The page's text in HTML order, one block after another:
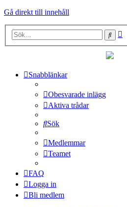
Gå direkt till innehåll
Sök
Snabblänkar
Obesvarade inlägg
Aktiva trådar
Sök
Medlemmar
Teamet
FAQ
Logga in
Bli medlem